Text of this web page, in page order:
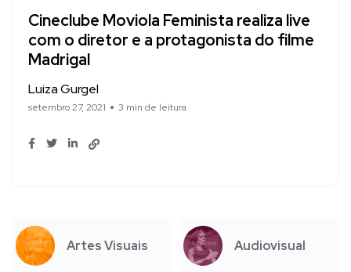
Cineclube Moviola Feminista realiza live
com o diretor e a protagonista do filme
Madrigal
Luiza Gurgel
setembro 27, 2021 3 min de leitura
Artes Visuais Audiovisual